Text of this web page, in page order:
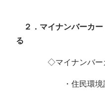
２．マイナンバーカ
る
◇マイナンバーカー
・住民環境課窓